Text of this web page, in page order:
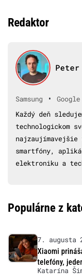
Redaktor
Peter
Samsung • Google
Každý deň
technologickom
najzaujímavejšie
smartfóny,
elektroniku a
Populárne z
7. augusta
Xiaomi
telefóny,
Katarína